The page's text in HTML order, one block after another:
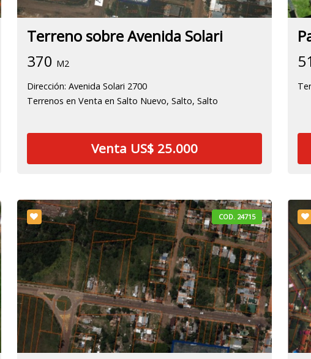
Terreno sobre Avenida Solari
370 M2
Dirección: Avenida Solari 2700
Terrenos en Venta en Salto Nuevo, Salto, Salto
Venta US$ 25.000
COD. 24715